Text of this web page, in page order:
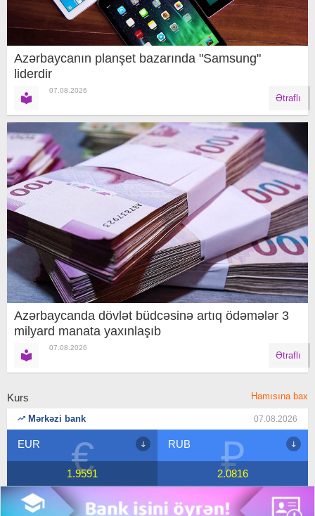
Azərbaycanın planşet bazarında "Samsung"
liderdir
07.08.2026
Ətraflı
Azərbaycanda dövlət büdcəsinə artıq ödəmələr 3
milyard manata yaxınlaşıb
07.08.2026
Ətraflı
Kurs Hamısına bax
Mərkəzi bank 07.08.2026
₽
RUB
2.0816 $
USD
1.7